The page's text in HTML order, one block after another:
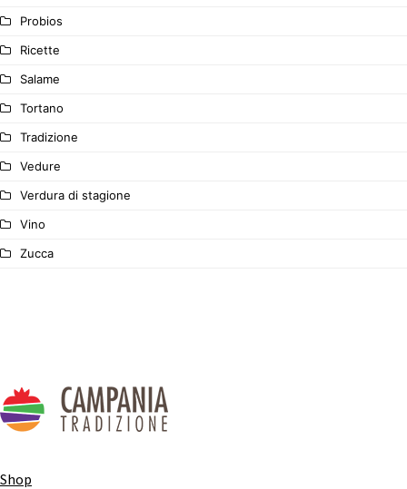
Probios
Ricette
Salame
Tortano
Tradizione
Vedure
Verdura di stagione
Vino
Zucca
Shop